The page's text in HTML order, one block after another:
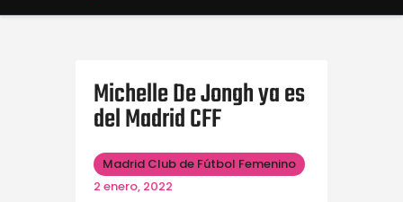
Entradas/Abonos
Primer Equipo
¡Juega en el Madrid CFF
Acreditaciones de Prensa
Michelle De Jongh ya es
del Madrid CFF
Madrid Club de Fútbol Femenino
2 enero, 2022